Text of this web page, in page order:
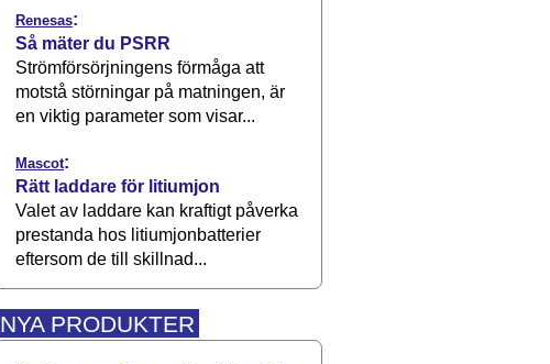
Renesas:
Så mäter du PSRR
Strömförsörjningens förmåga att
motstå störningar på matningen, är
en viktig parameter som visar...
Mascot:
Rätt laddare för litiumjon
Valet av laddare kan kraftigt påverka
prestanda hos litiumjonbatterier
eftersom de till skillnad...
NYA PRODUKTER